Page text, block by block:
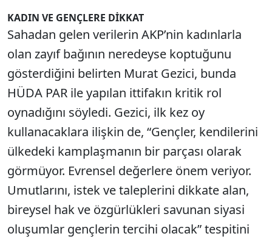
KADIN VE GENÇLERE DİKKAT
Sahadan gelen verilerin AKP’nin kadınlarla
olan zayıf bağının neredeyse koptuğunu
gösterdiğini belirten Murat Gezici, bunda
HÜDA PAR ile yapılan ittifakın kritik rol
oynadığını söyledi. Gezici, ilk kez oy
kullanacaklara ilişkin de, “Gençler, kendilerini
ülkedeki kamplaşmanın bir parçası olarak
görmüyor. Evrensel değerlere önem veriyor.
Umutlarını, istek ve taleplerini dikkate alan,
bireysel hak ve özgürlükleri savunan siyasi
oluşumlar gençlerin tercihi olacak” tespitini